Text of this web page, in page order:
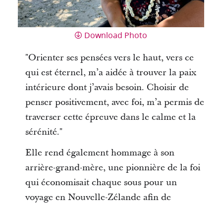
Download Photo
"Orienter ses pensées vers le haut, vers ce
qui est éternel, m’a aidée à trouver la paix
intérieure dont j’avais besoin. Choisir de
penser positivement, avec foi, m’a permis de
traverser cette épreuve dans le calme et la
sérénité."
Elle rend également hommage à son
arrière-grand-mère, une pionnière de la foi
qui économisait chaque sous pour un
voyage en Nouvelle-Zélande afin de